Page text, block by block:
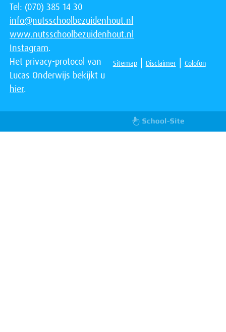
Tel: (070) 385 14 30
info@nutsschoolbezuidenhout.nl
www.nutsschoolbezuidenhout.nl
Instagram.
Het privacy-protocol van
Lucas Onderwijs bekijkt u
hier.
Sitemap| Disclaimer | Colofon